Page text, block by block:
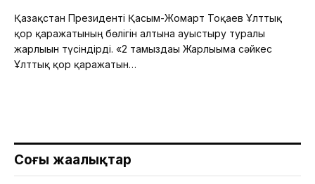
Қазақстан Президенті Қасым-Жомарт Тоқаев Ұлттық
қор қаражатының бөлігін алтынға ауыстыру туралы
жарлығын түсіндірді. «2 тамыздағы Жарлығыма сәйкес
Ұлттық қор қаражатын…
Соңғы жаңалықтар